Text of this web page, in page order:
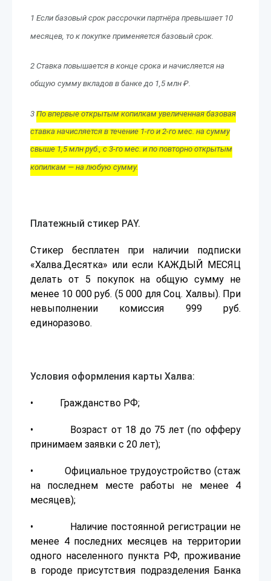
1 Если базовый срок рассрочки партнёра превышает 10
месяцев, то к покупке применяется базовый срок.
2 Ставка повышается в конце срока и начисляется на
общую сумму вкладов в банке до 1,5 млн ₽.
3 По впервые открытым копилкам увеличенная базовая
ставка начисляется в течение 1-го и 2-го мес. на сумму
свыше 1,5 млн руб., с 3-го мес. и по повторно открытым
копилкам — на любую сумму.
Платежный стикер PAY.
Стикер бесплатен при наличии подписки
«Халва.Десятка» или если КАЖДЫЙ МЕСЯЦ
делать от 5 покупок на общую сумму не
менее 10 000 руб. (5 000 для Соц. Халвы). При
невыполнении комиссия 999 руб.
единоразово.
Условия оформления карты Халва:
• Гражданство РФ;
• Возраст от 18 до 75 лет (по офферу
принимаем заявки с 20 лет);
• Официальное трудоустройство (стаж
на последнем месте работы не менее 4
месяцев);
• Наличие постоянной регистрации не
менее 4 последних месяцев на территории
одного населенного пункта РФ, проживание
в городе присутствия подразделения Банка